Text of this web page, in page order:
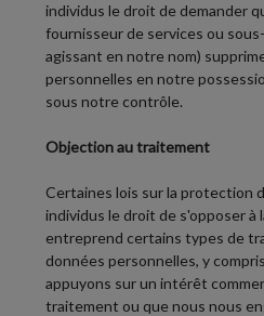
individus le droit de demander
fournisseur de services ou
agissant en notre nom)
personnelles en notre
sous notre contrôle.
Objection au traitement
Certaines lois sur la protection
individus le droit de s'opposer à
entreprend certains types de
données personnelles, y
appuyons sur un intérêt
traitement ou que nous nous